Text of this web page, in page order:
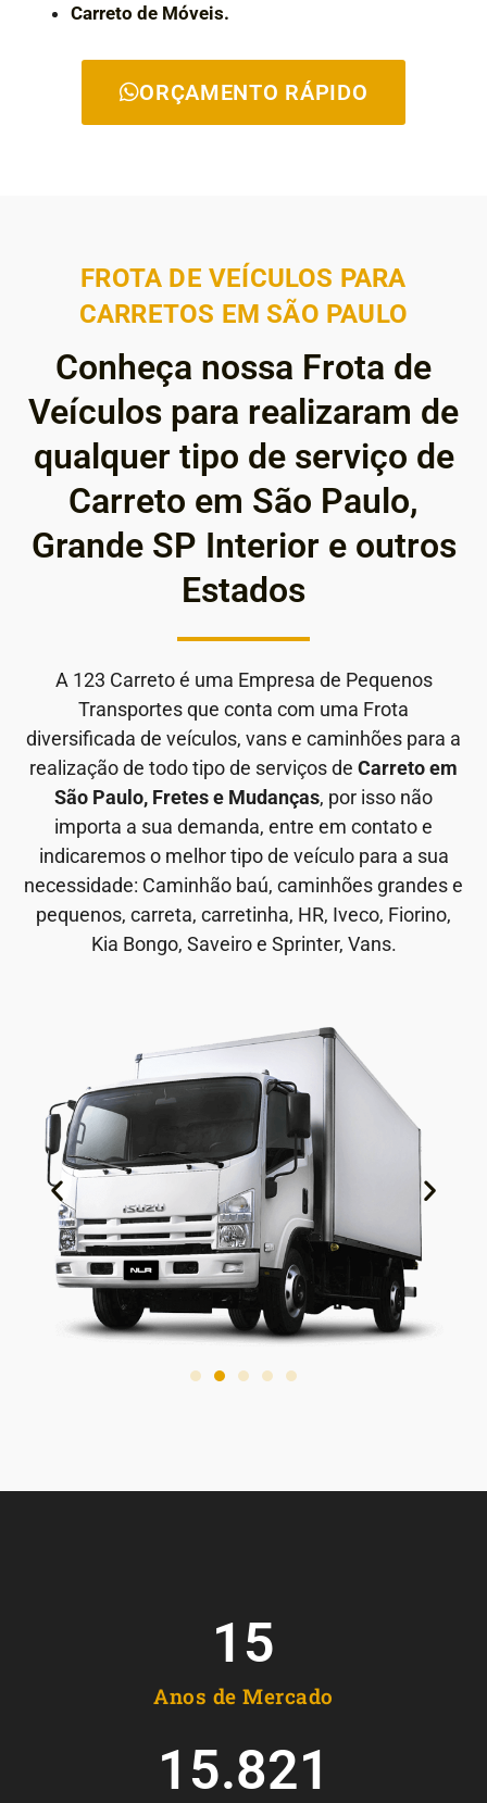
Carreto de Móveis.
ORÇAMENTO RÁPIDO
FROTA DE VEÍCULOS PARA
CARRETOS EM SÃO PAULO
Conheça nossa Frota de
Veículos para realizaram de
qualquer tipo de serviço de
Carreto em São Paulo,
Grande SP Interior e outros
Estados
A 123 Carreto é uma Empresa de Pequenos
Transportes que conta com uma Frota
diversificada de veículos, vans e caminhões para a
realização de todo tipo de serviços de Carreto em
São Paulo, Fretes e Mudanças, por isso não
importa a sua demanda, entre em contato e
indicaremos o melhor tipo de veículo para a sua
necessidade: Caminhão baú, caminhões grandes e
pequenos, carreta, carretinha, HR, Iveco, Fiorino,
Kia Bongo, Saveiro e Sprinter, Vans.
Anos de Mercado
15
15.821